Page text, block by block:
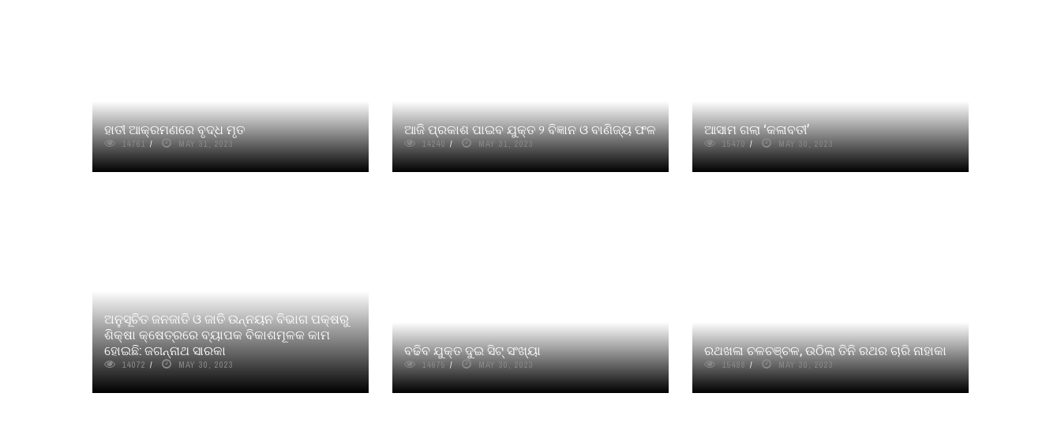
ହାତୀ ଆକ୍ରମଣରେ ବୃଦ୍ଧ ମୃତ
14761 MAY 31, 2023
ଆଜି ପ୍ରକାଶ ପାଇବ ଯୁକ୍ତ ୨ ବିଜ୍ଞାନ ଓ ବାଣିଜ୍ୟ ଫଳ
14240 MAY 31, 2023
ଆସାମ ଗଲା ‘କଳାବତୀ’
15470 MAY 30, 2023
ଅନୁସୂଚିତ ଜନଜାତି ଓ ଜାତି ଉନ୍ନୟନ ବିଭାଗ ପକ୍ଷରୁ
ଶିକ୍ଷା କ୍ଷେତ୍ରରେ ବ୍ୟାପକ ବିକାଶମୂଳକ କାମ
ହୋଇଛି: ଜଗନ୍ନାଥ ସାରକା
14072 MAY 30, 2023
ବଢିବ ଯୁକ୍ତ ଦୁଇ ସିଟ୍ ସଂଖ୍ୟା
14675 MAY 30, 2023
ରଥଖଳା ଚଳଚଞ୍ଚଳ, ଉଠିଲା ତିନି ରଥର ଚାରି ନାହାକା
15488 MAY 30, 2023